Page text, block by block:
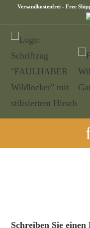
Versandkostenfrei - Free
Schreiben Sie